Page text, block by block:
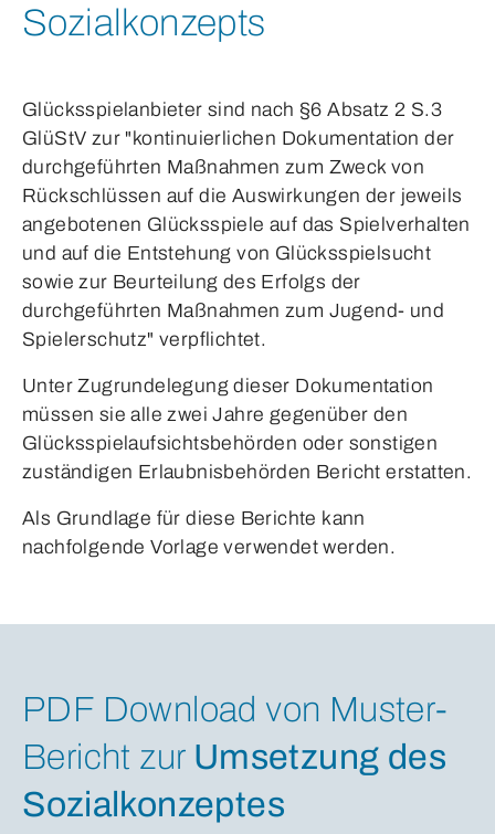
Sozialkonzepts
Glücksspielanbieter sind nach §6 Absatz 2 S.3
GlüStV zur "kontinuierlichen Dokumentation der
durchgeführten Maßnahmen zum Zweck von
Rückschlüssen auf die Auswirkungen der jeweils
angebotenen Glücksspiele auf das Spielverhalten
und auf die Entstehung von Glücksspielsucht
sowie zur Beurteilung des Erfolgs der
durchgeführten Maßnahmen zum Jugend- und
Spielerschutz" verpflichtet.
Unter Zugrundelegung dieser Dokumentation
müssen sie alle zwei Jahre gegenüber den
Glücksspielaufsichtsbehörden oder sonstigen
zuständigen Erlaubnisbehörden Bericht erstatten.
Als Grundlage für diese Berichte kann
nachfolgende Vorlage verwendet werden.
PDF Download von Muster-
Bericht zur Umsetzung des
Sozialkonzeptes